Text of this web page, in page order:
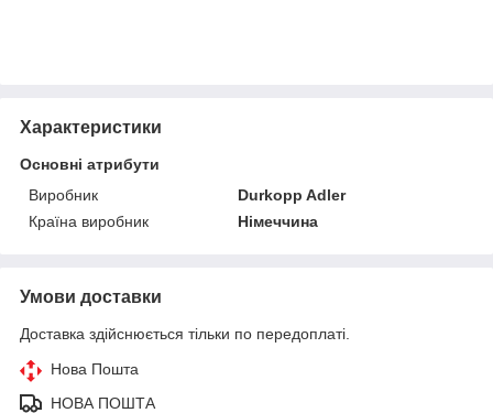
Характеристики
Основні атрибути
Виробник
Durkopp Adler
Країна виробник
Німеччина
Умови доставки
Доставка здійснюється тільки по передоплаті.
Нова Пошта
НОВА ПОШТА